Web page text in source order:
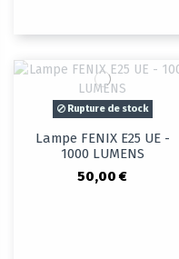
Rupture de stock
Lampe FENIX E25 UE -
1000 LUMENS
50,00 €